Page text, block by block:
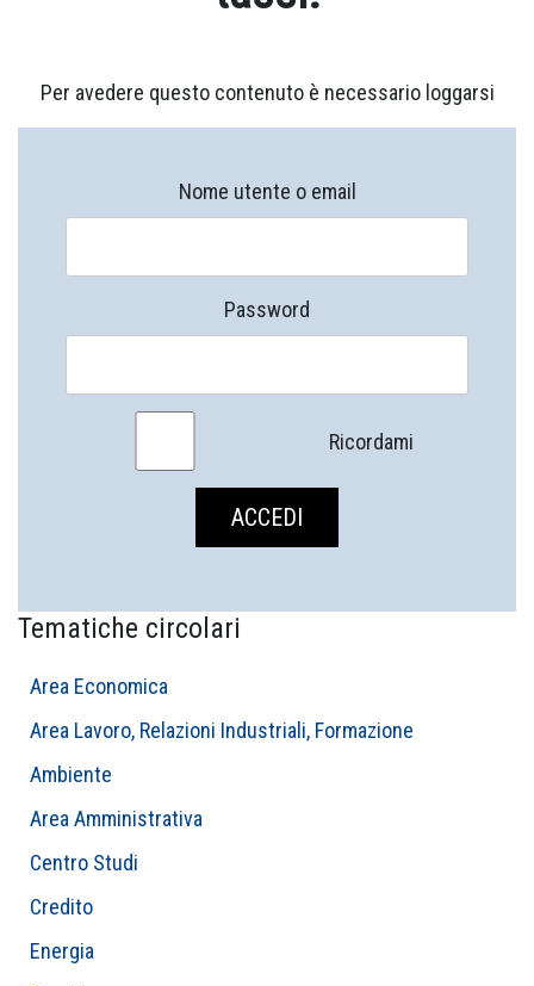
Per avedere questo contenuto è necessario loggarsi
Nome utente o email
Password
Ricordami
Tematiche circolari
Area Economica
Area Lavoro, Relazioni Industriali, Formazione
Ambiente
Area Amministrativa
Centro Studi
Credito
Energia